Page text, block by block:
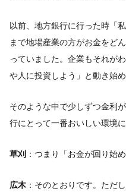
以前、地方銀行に行った時「
まで地場産業の方がお金をど
っていました。企業もそれが
や人に投資しよう」と動き始め
そのような中で少しずつ金利
行にとって一番おいしい環境
草刈 ：つまり「お金が回り始
広木 ：そのとおりです。ただ